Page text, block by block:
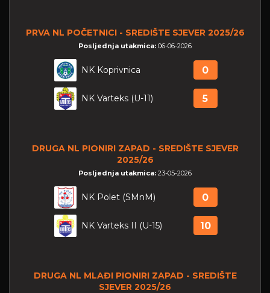
PRVA NL POČETNICI - SREDIŠTE SJEVER 2025/26
Posljednja utakmica: 06-06-2026
NK Koprivnica 0
NK Varteks (U-11) 5
DRUGA NL PIONIRI ZAPAD - SREDIŠTE SJEVER
2025/26
Posljednja utakmica: 23-05-2026
NK Polet (SMnM) 0
NK Varteks II (U-15) 10
DRUGA NL MLAĐI PIONIRI ZAPAD - SREDIŠTE
SJEVER 2025/26